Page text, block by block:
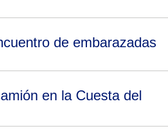
de embarazadas
en la Cuesta del